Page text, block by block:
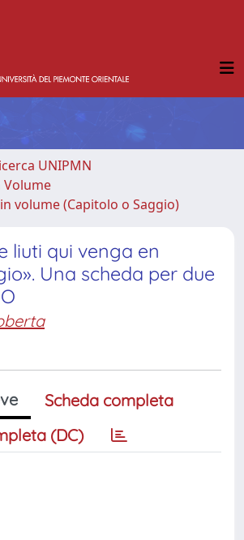
UNIPMN
volume (Capitolo o Saggio)
liuti qui venga en
Una scheda per due
Scheda completa
(DC)